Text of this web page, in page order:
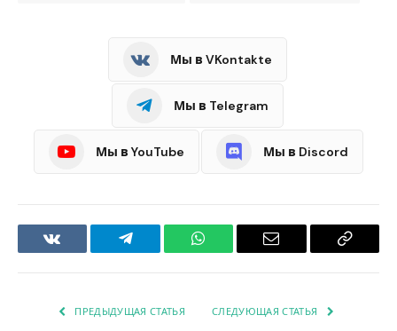
Мы в VKontakte
Мы в Telegram
Мы в YouTube Мы в Discord
VKontakteTelegram WhatsApp Email
Copy
ПРЕДЫДУЩАЯ СТАТЬЯ СЛЕДУЮЩАЯ СТАТЬЯ